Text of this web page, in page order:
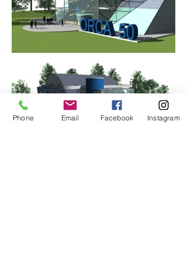
Phone Email Facebook Instagram